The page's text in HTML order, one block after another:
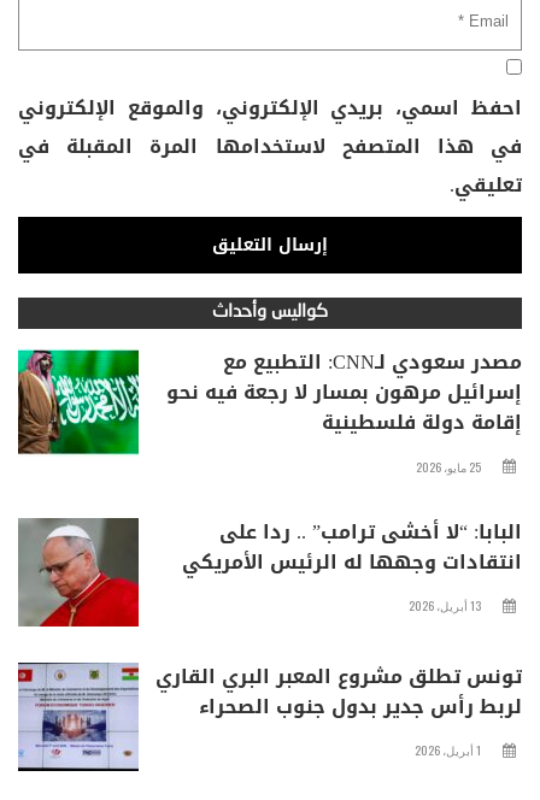
احفظ اسمي، بريدي الإلكتروني، والموقع الإلكتروني
في هذا المتصفح لاستخدامها المرة المقبلة في
تعليقي.
كواليس وأحداث
مصدر سعودي لـCNN: التطبيع مع
إسرائيل مرهون بمسار لا رجعة فيه نحو
إقامة دولة فلسطينية
25 مايو، 2026
البابا: “لا أخشى ترامب” .. ردا على
انتقادات وجهها له الرئيس الأمريكي
13 أبريل، 2026
تونس تطلق مشروع المعبر البري القاري
لربط رأس جدير بدول جنوب الصحراء
1 أبريل، 2026